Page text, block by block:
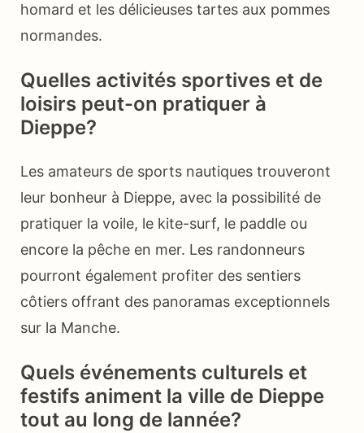
homard et les délicieuses tartes aux pommes
normandes.
Quelles activités sportives et de
loisirs peut-on pratiquer à
Dieppe?
Les amateurs de sports nautiques trouveront
leur bonheur à Dieppe, avec la possibilité de
pratiquer la voile, le kite-surf, le paddle ou
encore la pêche en mer. Les randonneurs
pourront également profiter des sentiers
côtiers offrant des panoramas exceptionnels
sur la Manche.
Quels événements culturels et
festifs animent la ville de Dieppe
tout au long de lannée?